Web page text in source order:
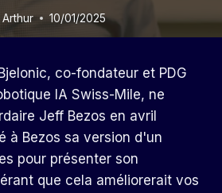
Arthur 10/01/2025
co-fondateur et PDG
IA Swiss-Mile, ne
Jeff Bezos en avril
à Bezos sa version d'un
pour présenter son
que cela améliorerait vos